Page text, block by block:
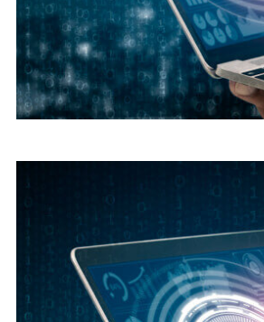
Digital security
Cyber Security Advice